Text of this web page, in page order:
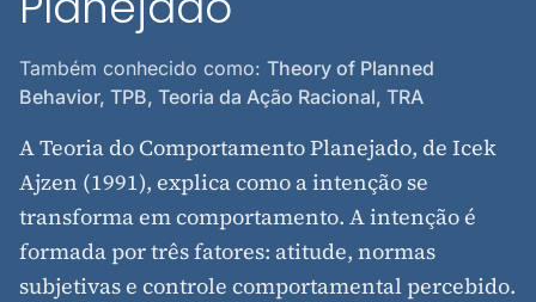
Também conhecido como: Theory of Planned
Behavior, TPB, Teoria da Ação Racional, TRA
A Teoria do Comportamento Planejado, de Icek
Ajzen (1991), explica como a intenção se
transforma em comportamento. A intenção é
formada por três fatores: atitude, normas
subjetivas e controle comportamental percebido.